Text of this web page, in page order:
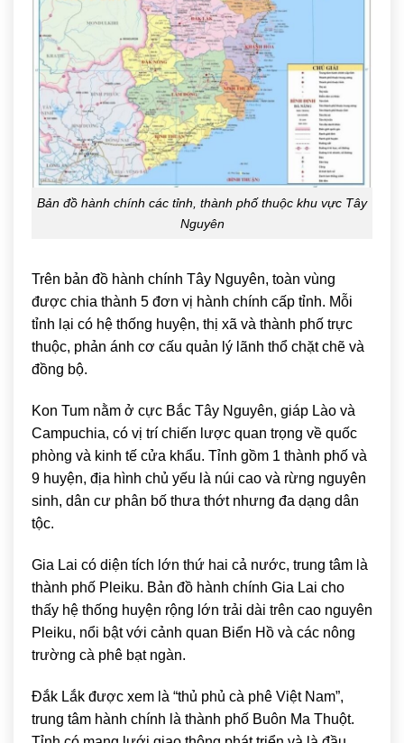
Bản đồ hành chính các tỉnh, thành phố thuộc khu vực Tây
Nguyên
Trên bản đồ hành chính Tây Nguyên, toàn vùng
được chia thành 5 đơn vị hành chính cấp tỉnh. Mỗi
tỉnh lại có hệ thống huyện, thị xã và thành phố trực
thuộc, phản ánh cơ cấu quản lý lãnh thổ chặt chẽ và
đồng bộ.
Kon Tum nằm ở cực Bắc Tây Nguyên, giáp Lào và
Campuchia, có vị trí chiến lược quan trọng về quốc
phòng và kinh tế cửa khẩu. Tỉnh gồm 1 thành phố và
9 huyện, địa hình chủ yếu là núi cao và rừng nguyên
sinh, dân cư phân bố thưa thớt nhưng đa dạng dân
tộc.
Gia Lai có diện tích lớn thứ hai cả nước, trung tâm là
thành phố Pleiku. Bản đồ hành chính Gia Lai cho
thấy hệ thống huyện rộng lớn trải dài trên cao nguyên
Pleiku, nổi bật với cảnh quan Biển Hồ và các nông
trường cà phê bạt ngàn.
Đắk Lắk được xem là “thủ phủ cà phê Việt Nam”,
trung tâm hành chính là thành phố Buôn Ma Thuột.